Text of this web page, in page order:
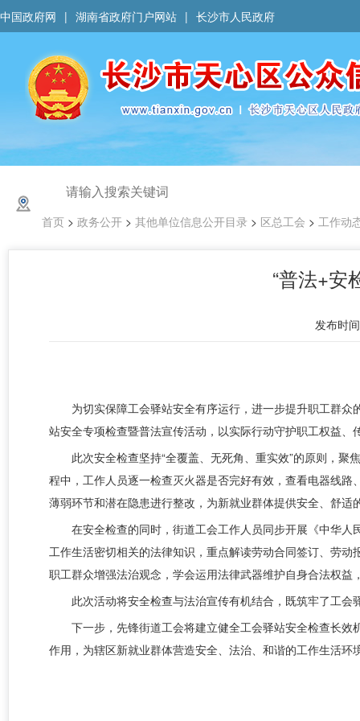
中国政府网 | 湖南省政府门户网站 | 长沙市人民政府
首页 > 政务公开 > 其他单位信息公开目录 > 区总工会 > 工作动
“普法+安
发布时
为切实保障工会驿站安全有序运行，进一步提升职工群
站安全专项检查暨普法宣传活动，以实际行动守护职工权益、
此次安全检查坚持“全覆盖、无死角、重实效”的原则，
程中，工作人员逐一检查灭火器是否完好有效，查看电器线
薄弱环节和潜在隐患进行整改，为新就业群体提供安全、舒适
在安全检查的同时，街道工会工作人员同步开展《中华
工作生活密切相关的法律知识，重点解读劳动合同签订、劳
职工群众增强法治观念，学会运用法律武器维护自身合法权
此次活动将安全检查与法治宣传有机结合，既筑牢了工
下一步，先锋街道工会将建立健全工会驿站安全检查长
作用，为辖区新就业群体营造安全、法治、和谐的工作生活环